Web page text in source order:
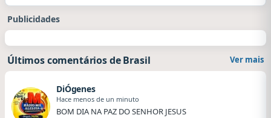
Publicidades
Últimos comentários de Brasil Ver mais
DiÓgenes
Hace menos de un minuto
BOM DIA NA PAZ DO SENHOR JESUS